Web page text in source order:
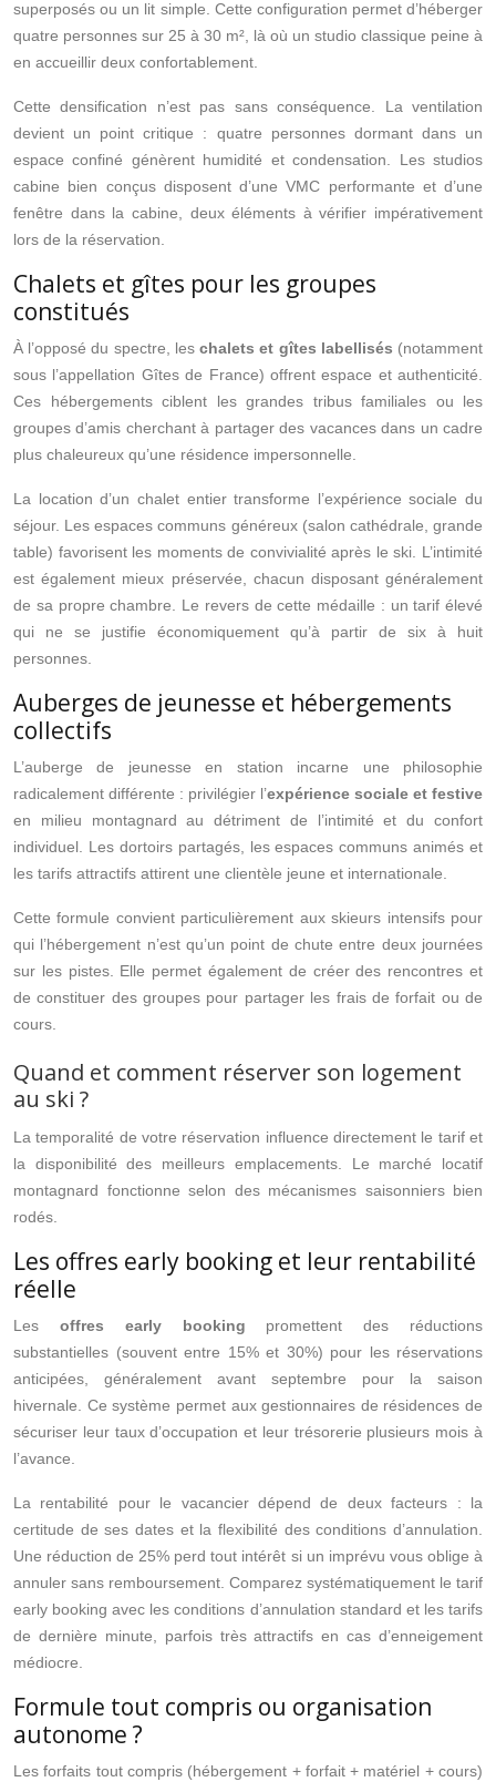
superposés ou un lit simple. Cette configuration permet d’héberger
quatre personnes sur 25 à 30 m², là où un studio classique peine à
en accueillir deux confortablement.
Cette densification n’est pas sans conséquence. La ventilation
devient un point critique : quatre personnes dormant dans un
espace confiné génèrent humidité et condensation. Les studios
cabine bien conçus disposent d’une VMC performante et d’une
fenêtre dans la cabine, deux éléments à vérifier impérativement
lors de la réservation.
Chalets et gîtes pour les groupes
constitués
À l’opposé du spectre, leschalets et gîtes labellisés (notamment
sous l’appellation Gîtes de France) offrent espace et authenticité.
Ces hébergements ciblent les grandes tribus familiales ou les
groupes d’amis cherchant à partager des vacances dans un cadre
plus chaleureux qu’une résidence impersonnelle.
La location d’un chalet entier transforme l’expérience sociale du
séjour. Les espaces communs généreux (salon cathédrale, grande
table) favorisent les moments de convivialité après le ski. L’intimité
est également mieux préservée, chacun disposant généralement
de sa propre chambre. Le revers de cette médaille : un tarif élevé
qui ne se justifie économiquement qu’à partir de six à huit
personnes.
Auberges de jeunesse et hébergements
collectifs
L’auberge de jeunesse en station incarne une philosophie
radicalement différente : privilégier l’expérience sociale et festive
en milieu montagnard au détriment de l’intimité et du confort
individuel. Les dortoirs partagés, les espaces communs animés et
les tarifs attractifs attirent une clientèle jeune et internationale.
Cette formule convient particulièrement aux skieurs intensifs pour
qui l’hébergement n’est qu’un point de chute entre deux journées
sur les pistes. Elle permet également de créer des rencontres et
de constituer des groupes pour partager les frais de forfait ou de
cours.
Quand et comment réserver son logement
au ski ?
La temporalité de votre réservation influence directement le tarif et
la disponibilité des meilleurs emplacements. Le marché locatif
montagnard fonctionne selon des mécanismes saisonniers bien
rodés.
Les offres early booking et leur rentabilité
réelle
Les offres early booking promettent des réductions
substantielles (souvent entre 15% et 30%) pour les réservations
anticipées, généralement avant septembre pour la saison
hivernale. Ce système permet aux gestionnaires de résidences de
sécuriser leur taux d’occupation et leur trésorerie plusieurs mois à
l’avance.
La rentabilité pour le vacancier dépend de deux facteurs : la
certitude de ses dates et la flexibilité des conditions d’annulation.
Une réduction de 25% perd tout intérêt si un imprévu vous oblige à
annuler sans remboursement. Comparez systématiquement le tarif
early booking avec les conditions d’annulation standard et les tarifs
de dernière minute, parfois très attractifs en cas d’enneigement
médiocre.
Formule tout compris ou organisation
autonome ?
Les forfaits tout compris (hébergement + forfait + matériel + cours)